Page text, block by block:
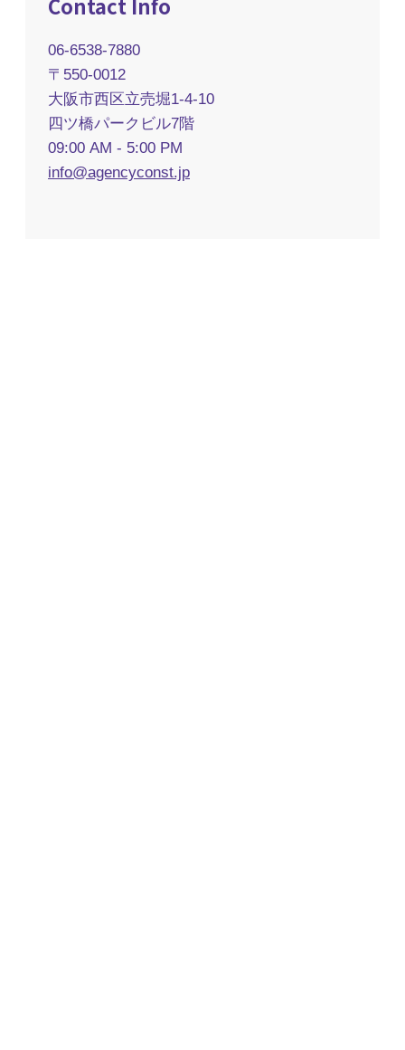
06-6538-7880
〒550-0012
大阪市西区立売堀1-4-10
四ツ橋パークビル7階
09:00 AM - 5:00 PM
info@agencyconst.jp